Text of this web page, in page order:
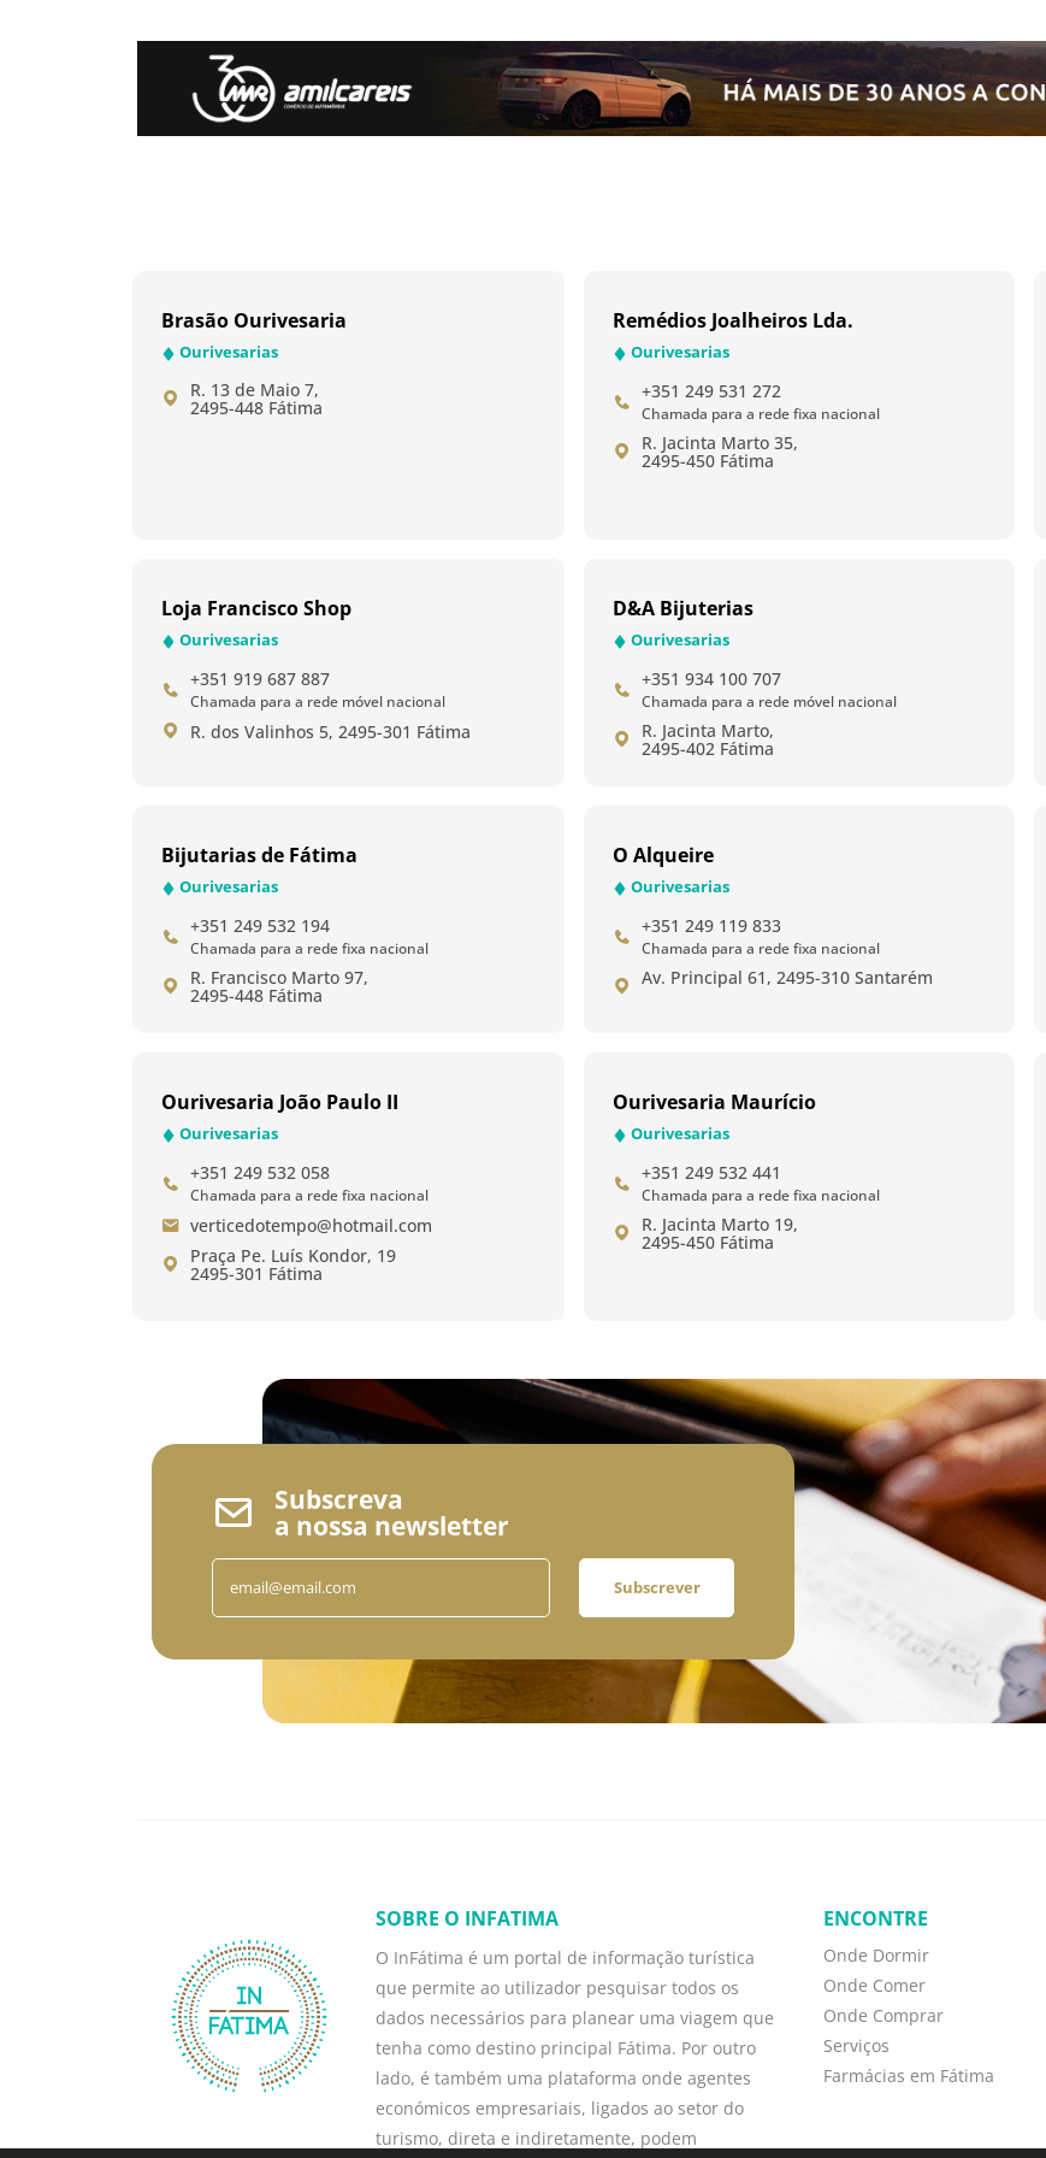
Brasão Ourivesaria
Ourivesarias
R. 13 de Maio 7,
2495-448 Fátima
Remédios Joalheiros Lda.
Ourivesarias
+351 249 531 272
Chamada para a rede fixa nacional
R. Jacinta Marto 35,
2495-450 Fátima
Loja Francisco Shop
Ourivesarias
+351 919 687 887
Chamada para a rede móvel nacional
R. dos Valinhos 5, 2495-301 Fátima
D&A Bijuterias
Ourivesarias
+351 934 100 707
Chamada para a rede móvel nacional
R. Jacinta Marto,
2495-402 Fátima
Bijutarias de Fátima
Ourivesarias
+351 249 532 194
Chamada para a rede fixa nacional
R. Francisco Marto 97,
2495-448 Fátima
O Alqueire
Ourivesarias
+351 249 119 833
Chamada para a rede fixa nacional
Av. Principal 61, 2495-310 Santarém
Ourivesaria João Paulo II
Ourivesarias
+351 249 532 058
Chamada para a rede fixa nacional
verticedotempo@hotmail.com
Praça Pe. Luís Kondor, 19
2495-301 Fátima
Ourivesaria Maurício
Ourivesarias
+351 249 532 441
Chamada para a rede fixa nacional
R. Jacinta Marto 19,
2495-450 Fátima
Subscreva
a nossa newsletter
Subscrever
SOBRE O INFATIMA
O InFátima é um portal de informação turística
que permite ao utilizador pesquisar todos os
dados necessários para planear uma viagem que
tenha como destino principal Fátima. Por outro
lado, é também uma plataforma onde agentes
económicos empresariais, ligados ao setor do
turismo, direta e indiretamente, podem
ENCONTRE
Onde Dormir
Onde Comer
Onde Comprar
Serviços
Farmácias em Fátima